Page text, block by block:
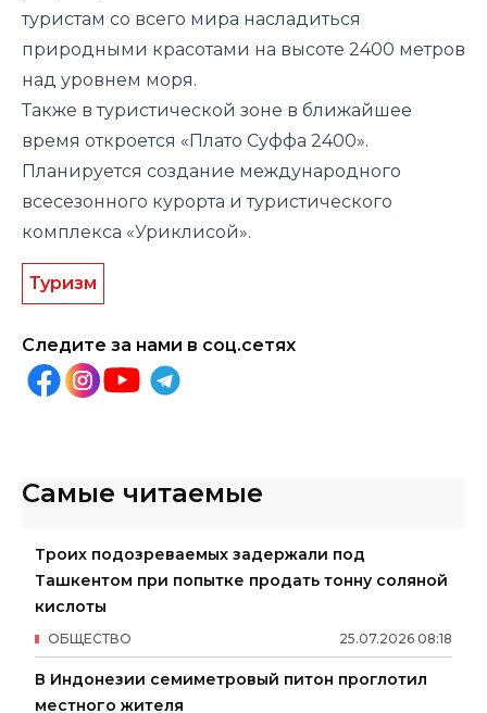
туристам со всего мира насладиться
природными красотами на высоте 2400 метров
над уровнем моря.
Также в туристической зоне в ближайшее
время откроется «Плато Суффа 2400».
Планируется создание международного
всесезонного курорта и туристического
комплекса «Уриклисой».
Туризм
Следите за нами в соц.сетях
Самые читаемые
Троих подозреваемых задержали под
Ташкентом при попытке продать тонну соляной
кислоты
25.07.2026 08:18
ОБЩЕСТВО
В Индонезии семиметровый питон проглотил
местного жителя